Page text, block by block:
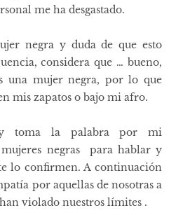
me ha desgastado.
negra y duda de que esto
considera que … bueno,
una mujer negra, por lo que
mis zapatos o bajo mi afro.
toma la palabra por mi
negraspara hablar y
lo confirmen. A continuación
por aquellas de nosotras a
violado nuestros límites .